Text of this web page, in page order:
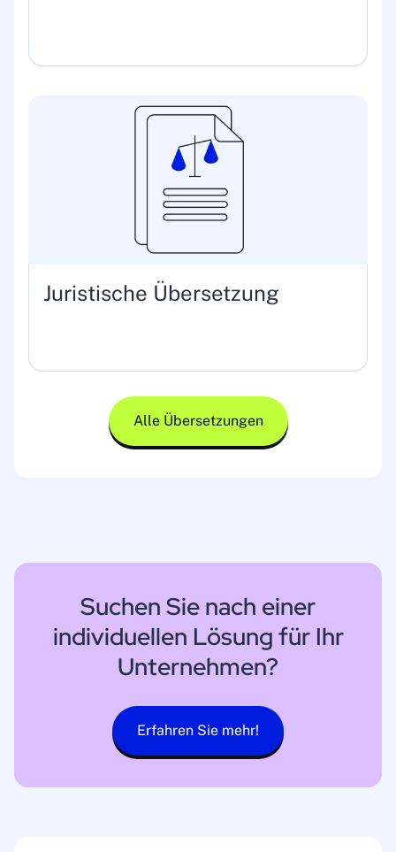
Juristische Übersetzung
Alle Übersetzungen
Suchen Sie nach einer
individuellen Lösung für Ihr
Unternehmen?
Erfahren Sie mehr!